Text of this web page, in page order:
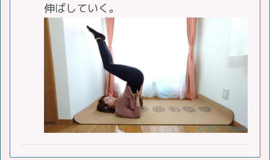
伸ばしていく。